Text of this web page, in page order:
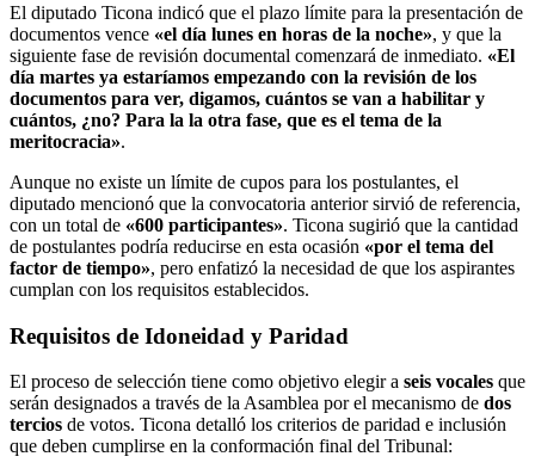
El diputado Ticona indicó que el plazo límite para la presentación de
documentos vence «el día lunes en horas de la noche», y que la
siguiente fase de revisión documental comenzará de inmediato. «El
día martes ya estaríamos empezando con la revisión de los
documentos para ver, digamos, cuántos se van a habilitar y
cuántos, ¿no? Para la la otra fase, que es el tema de la
meritocracia».
Aunque no existe un límite de cupos para los postulantes, el
diputado mencionó que la convocatoria anterior sirvió de referencia,
con un total de «600 participantes». Ticona sugirió que la cantidad
de postulantes podría reducirse en esta ocasión «por el tema del
factor de tiempo», pero enfatizó la necesidad de que los aspirantes
cumplan con los requisitos establecidos.
Requisitos de Idoneidad y Paridad
El proceso de selección tiene como objetivo elegir a seis vocales que
serán designados a través de la Asamblea por el mecanismo de dos
tercios de votos. Ticona detalló los criterios de paridad e inclusión
que deben cumplirse en la conformación final del Tribunal: